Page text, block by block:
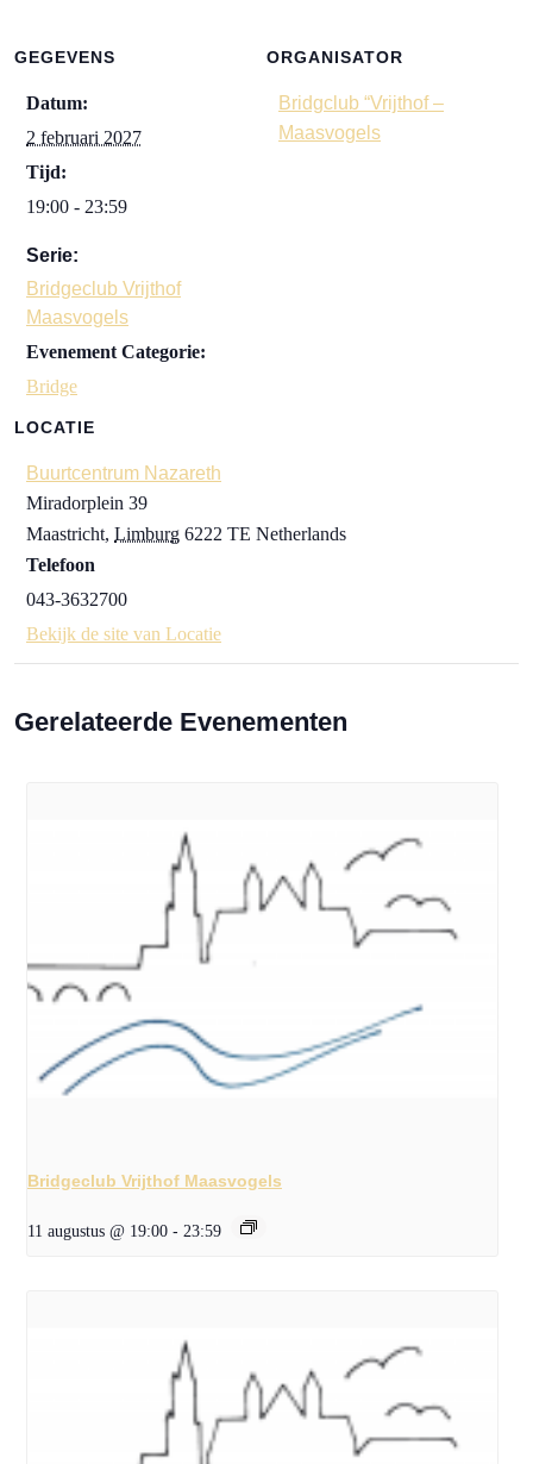
GEGEVENS
Datum:
2 februari 2027
Tijd:
19:00 - 23:59
Serie:
Bridgeclub Vrijthof
Maasvogels
Evenement Categorie:
Bridge
LOCATIE
Buurtcentrum Nazareth
Miradorplein 39
Maastricht, Limburg 6222 TE Netherlands
Telefoon
043-3632700
Bekijk de site van Locatie
ORGANISATOR
Bridgclub “Vrijthof –
Maasvogels
Gerelateerde Evenementen
Bridgeclub Vrijthof Maasvogels
11 augustus @ 19:00 - 23:59